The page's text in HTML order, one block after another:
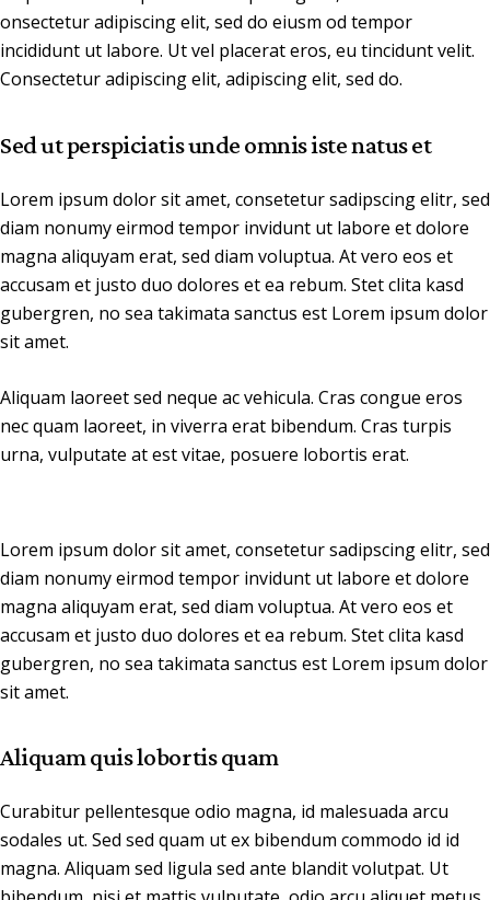
onsectetur adipiscing elit, sed do eiusm od tempor
incididunt ut labore. Ut vel placerat eros, eu tincidunt velit.
Consectetur adipiscing elit, adipiscing elit, sed do.
Sed ut perspiciatis unde omnis iste natus et
Lorem ipsum dolor sit amet, consetetur sadipscing elitr, sed
diam nonumy eirmod tempor invidunt ut labore et dolore
magna aliquyam erat, sed diam voluptua. At vero eos et
accusam et justo duo dolores et ea rebum. Stet clita kasd
gubergren, no sea takimata sanctus est Lorem ipsum dolor
sit amet.
Aliquam laoreet sed neque ac vehicula. Cras congue eros
nec quam laoreet, in viverra erat bibendum. Cras turpis
urna, vulputate at est vitae, posuere lobortis erat.
Lorem ipsum dolor sit amet, consetetur sadipscing elitr, sed
diam nonumy eirmod tempor invidunt ut labore et dolore
magna aliquyam erat, sed diam voluptua. At vero eos et
accusam et justo duo dolores et ea rebum. Stet clita kasd
gubergren, no sea takimata sanctus est Lorem ipsum dolor
sit amet.
Aliquam quis lobortis quam
Curabitur pellentesque odio magna, id malesuada arcu
sodales ut. Sed sed quam ut ex bibendum commodo id id
magna. Aliquam sed ligula sed ante blandit volutpat. Ut